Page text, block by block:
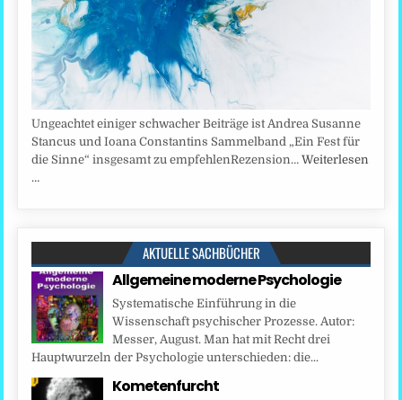
Ungeachtet einiger schwacher Beiträge ist Andrea Susanne
Stancus und Ioana Constantins Sammelband „Ein Fest für
die Sinne“ insgesamt zu empfehlenRezension…Weiterlesen
…
AKTUELLE SACHBÜCHER
Allgemeine moderne Psychologie
Systematische Einführung in die
Wissenschaft psychischer Prozesse. Autor:
Messer, August. Man hat mit Recht drei
Hauptwurzeln der Psychologie unterschieden: die...
Kometenfurcht